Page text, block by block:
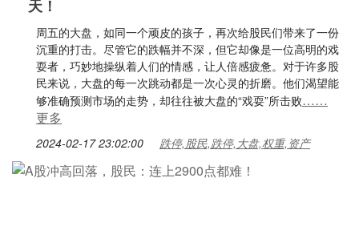
天！
周五的大盘，如同一个顽皮的孩子，再次给股民们带来了一份
沉重的打击。尽管它的跌幅并不深，但它却像是一位高明的戏
耍者，巧妙地操纵着人们的情感，让人倍感疲惫。对于许多股
民来说，大盘的每一次跳动都是一次心灵的折磨。他们渴望能
够准确预测市场的走势，却往往被大盘的“戏耍”所击败……
更多
2024-02-17 23:02:00 跌停,股民,跌停,大盘,权重,资产